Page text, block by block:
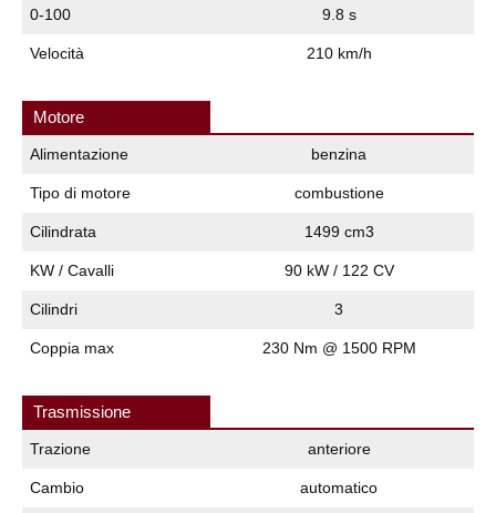
0-100 9.8 s
Velocità 210 km/h
Motore
Alimentazione benzina
Tipo di motore combustione
Cilindrata 1499 cm3
KW / Cavalli 90 kW / 122 CV
Cilindri 3
Coppia max 230 Nm @ 1500 RPM
Trasmissione
Trazione anteriore
Cambio automatico